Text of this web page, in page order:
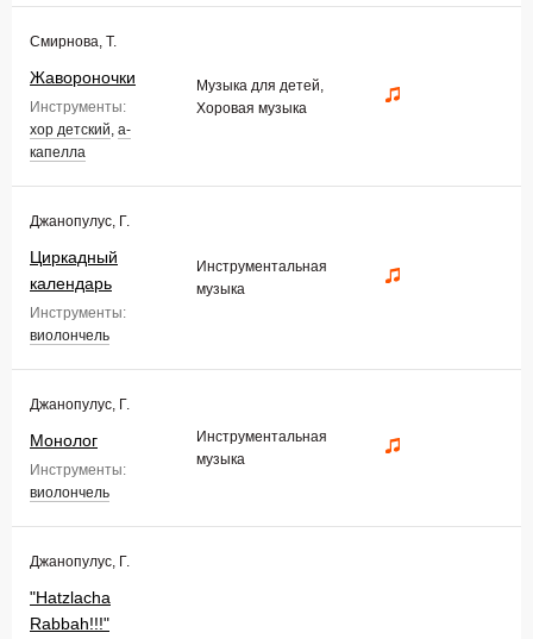
Смирнова, Т.
Жавороночки
Инструменты:
хор детский, а-
капелла
Музыка для детей,
Хоровая музыка
Джанопулус, Г.
Циркадный
календарь
Инструменты:
виолончель
Инструментальная
музыка
Джанопулус, Г.
Монолог
Инструменты:
виолончель
Инструментальная
музыка
Джанопулус, Г.
"Hatzlacha
Rabbah!!!"